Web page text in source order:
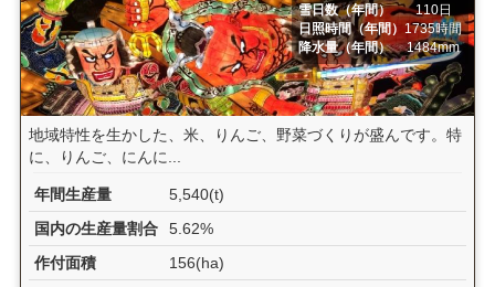
雪日数（年間）
110日
日照時間（年間） 1735時間
降水量（年間）
1484mm
地域特性を生かした、米、りんご、野菜づくりが盛んです。特
に、りんご、にんに...
年間生産量
5,540(t)
国内の生産量割合
5.62%
作付面積
156(ha)